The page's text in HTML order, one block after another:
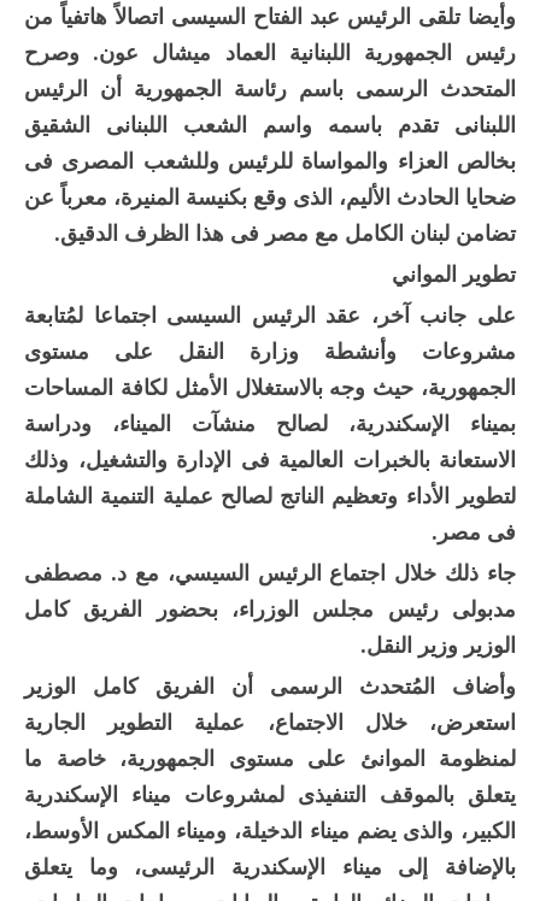
وأيضا تلقى الرئيس عبد الفتاح السيسى اتصالاً هاتفياً من
رئيس الجمهورية اللبنانية العماد ميشال عون. وصرح
المتحدث الرسمى باسم رئاسة الجمهورية أن الرئيس
اللبنانى تقدم باسمه واسم الشعب اللبنانى الشقيق
بخالص العزاء والمواساة للرئيس وللشعب المصرى فى
ضحايا الحادث الأليم، الذى وقع بكنيسة المنيرة، معرباً عن
تضامن لبنان الكامل مع مصر فى هذا الظرف الدقيق.
تطوير المواني
على جانب آخر، عقد الرئيس السيسى اجتماعا لمُتابعة
مشروعات وأنشطة وزارة النقل على مستوى
الجمهورية، حيث وجه بالاستغلال الأمثل لكافة المساحات
بميناء الإسكندرية، لصالح منشآت الميناء، ودراسة
الاستعانة بالخبرات العالمية فى الإدارة والتشغيل، وذلك
لتطوير الأداء وتعظيم الناتج لصالح عملية التنمية الشاملة
فى مصر.
جاء ذلك خلال اجتماع الرئيس السيسي، مع د. مصطفى
مدبولى رئيس مجلس الوزراء، بحضور الفريق كامل
الوزير وزير النقل.
وأضاف المُتحدث الرسمى أن الفريق كامل الوزير
استعرض، خلال الاجتماع، عملية التطوير الجارية
لمنظومة الموانئ على مستوى الجمهورية، خاصة ما
يتعلق بالموقف التنفيذى لمشروعات ميناء الإسكندرية
الكبير، والذى يضم ميناء الدخيلة، وميناء المكس الأوسط،
بالإضافة إلى ميناء الإسكندرية الرئيسى، وما يتعلق